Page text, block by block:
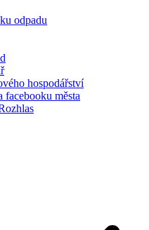
odpadu
hospodářství
facebooku města